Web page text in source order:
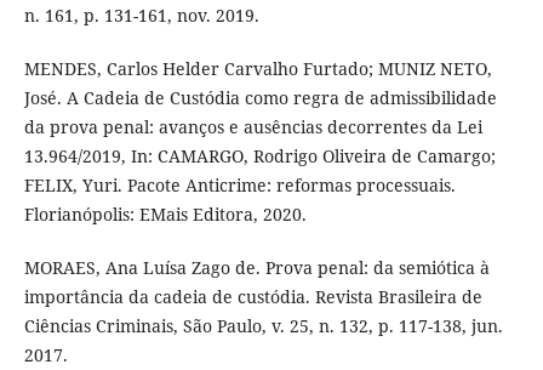
n. 161, p. 131-161, nov. 2019.
MENDES, Carlos Helder Carvalho Furtado; MUNIZ NETO,
José. A Cadeia de Custódia como regra de admissibilidade
da prova penal: avanços e ausências decorrentes da Lei
13.964/2019, In: CAMARGO, Rodrigo Oliveira de Camargo;
FELIX, Yuri. Pacote Anticrime: reformas processuais.
Florianópolis: EMais Editora, 2020.
MORAES, Ana Luísa Zago de. Prova penal: da semiótica à
importância da cadeia de custódia. Revista Brasileira de
Ciências Criminais, São Paulo, v. 25, n. 132, p. 117-138, jun.
2017.